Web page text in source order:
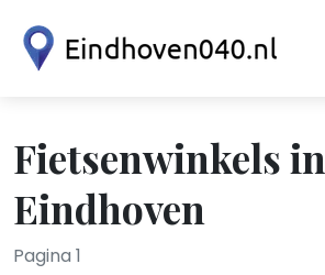
Fietsenwinkels in
Eindhoven
Pagina 1